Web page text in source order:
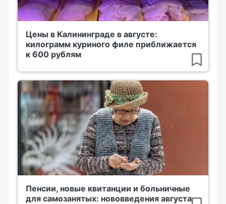
Цены в Калининграде в августе:
килограмм куриного филе приближается
к 600 рублям
Пенсии, новые квитанции и больничные
для самозанятых: нововведения августа